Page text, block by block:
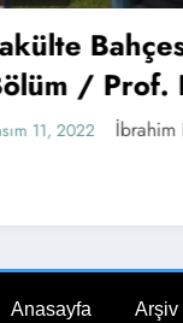
Bahçesi
/ Prof.
Ersoy –
11, 2022 İbrahim
Anasayfa Arşiv